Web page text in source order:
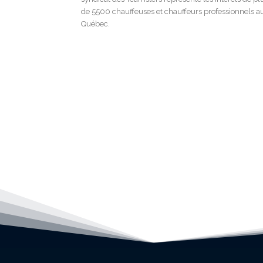
de 5500 chauffeuses et chauffeurs professionnels
Québec.